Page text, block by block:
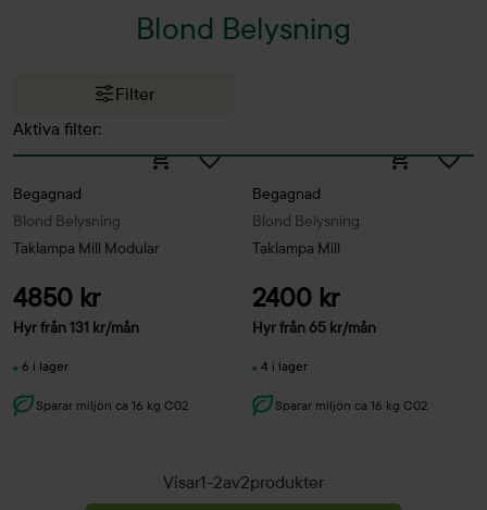
Blond Belysning
Filter
Aktiva filter:
Blond Belysning
Begagnad
Taklampa Mill Modular
4850 kr
Hyr från131 kr/mån
6 i lager
Sparar miljön ca 16 kg C02
Blond Belysning
Begagnad
Taklampa Mill
2400 kr
Hyr från65 kr/mån
4 i lager
Sparar miljön ca 16 kg C02
Visar1-2av2produkter